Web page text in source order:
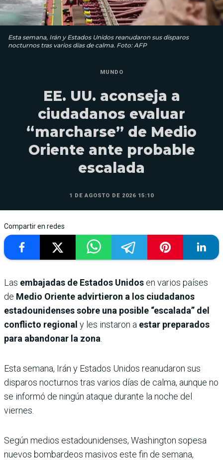
Esta semana, Irán y Estados Unidos reanudaron sus disparos
nocturnos tras varios días de calma. Foto: AFP
MUNDO
EE. UU. aconseja a
ciudadanos evaluar
“marcharse” de Medio
Oriente ante probable
escalada
1 DE AGOSTO DE 2026 15:10
Compartir en redes
Las embajadas de Estados Unidos en varios países
de Medio Oriente advirtieron a los ciudadanos
estadounidenses sobre una posible “escalada” del
conflicto regional y les instaron a estar preparados
para abandonar la zona
Esta semana, Irán y Estados Unidos reanudaron sus
disparos nocturnos tras varios días de calma, aunque no
se informó de ningún ataque durante la noche del
viernes.
Según medios estadounidenses, Washington sopesa
nuevos bombardeos masivos este fin de semana,